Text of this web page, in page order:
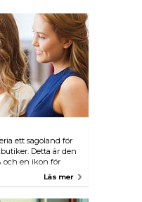
ett sagoland för
Detta är den
och en ikon för
med en 375Läs mer